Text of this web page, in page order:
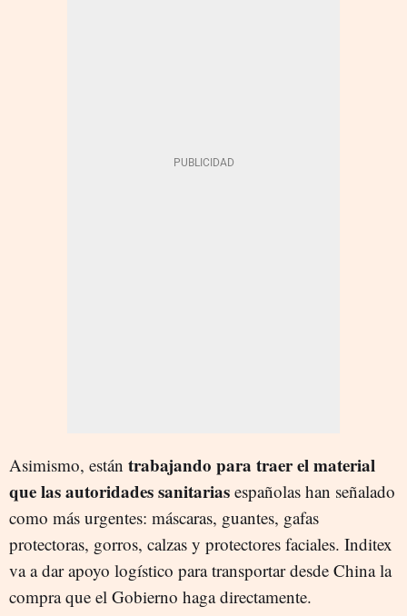
Asimismo, están trabajando para traer el material
que las autoridades sanitarias españolas han señalado
como más urgentes: máscaras, guantes, gafas
protectoras, gorros, calzas y protectores faciales. Inditex
va a dar apoyo logístico para transportar desde China la
compra que el Gobierno haga directamente.